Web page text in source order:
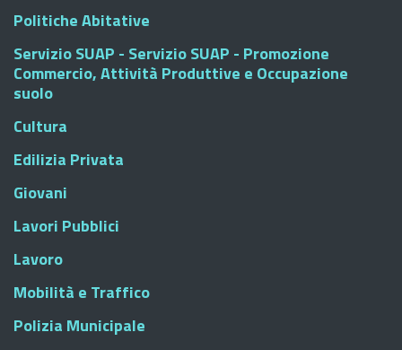
Politiche Abitative
Servizio SUAP - Servizio SUAP - Promozione
Commercio, Attività Produttive e Occupazione
suolo
Cultura
Edilizia Privata
Giovani
Lavori Pubblici
Lavoro
Mobilità e Traffico
Polizia Municipale